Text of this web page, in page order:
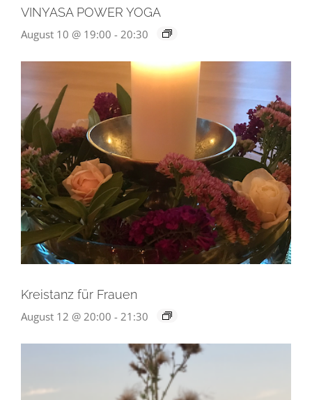
VINYASA POWER YOGA
August 10 @ 19:00 - 20:30
Kreistanz für Frauen
August 12 @ 20:00 - 21:30